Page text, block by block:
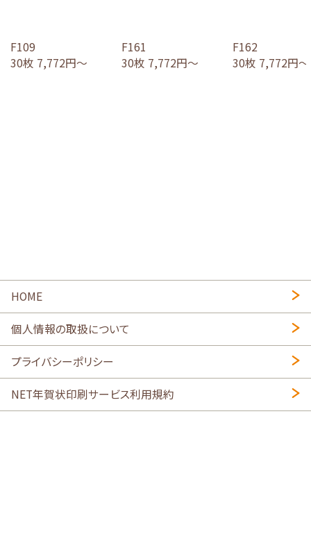
F109
30枚 7,772円～
F161
30枚 7,772円～
F162
30枚 7,772円～
HOME
個人情報の取扱について
プライバシーポリシー
NET年賀状印刷サービス利用規約